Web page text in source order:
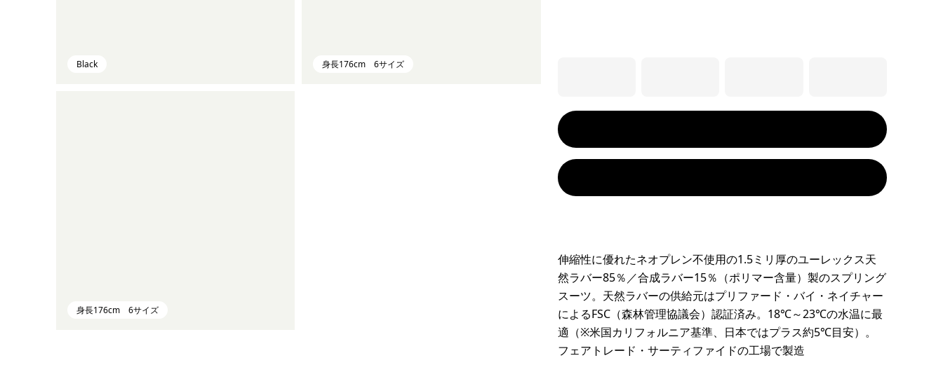
Black 身長176cm 6サイズ
身長176cm 6サイズ
伸縮性に優れたネオプレン不使用の1.5ミリ厚のユーレックス天
然ラバー85％／合成ラバー15％（ポリマー含量）製のスプリング
スーツ。天然ラバーの供給元はプリファード・バイ・ネイチャー
によるFSC（森林管理協議会）認証済み。18℃～23℃の水温に最
適（※米国カリフォルニア基準、日本ではプラス約5℃目安）。
フェアトレード・サーティファイドの工場で製造